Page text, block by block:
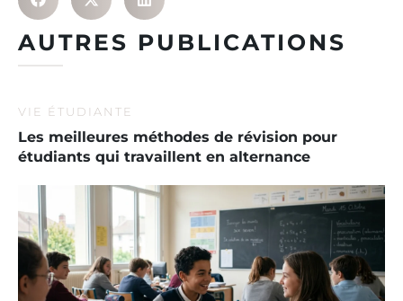
AUTRES PUBLICATIONS
VIE ÉTUDIANTE
Les meilleures méthodes de révision pour
étudiants qui travaillent en alternance